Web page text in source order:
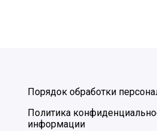
Порядок обработки
Политика
информации